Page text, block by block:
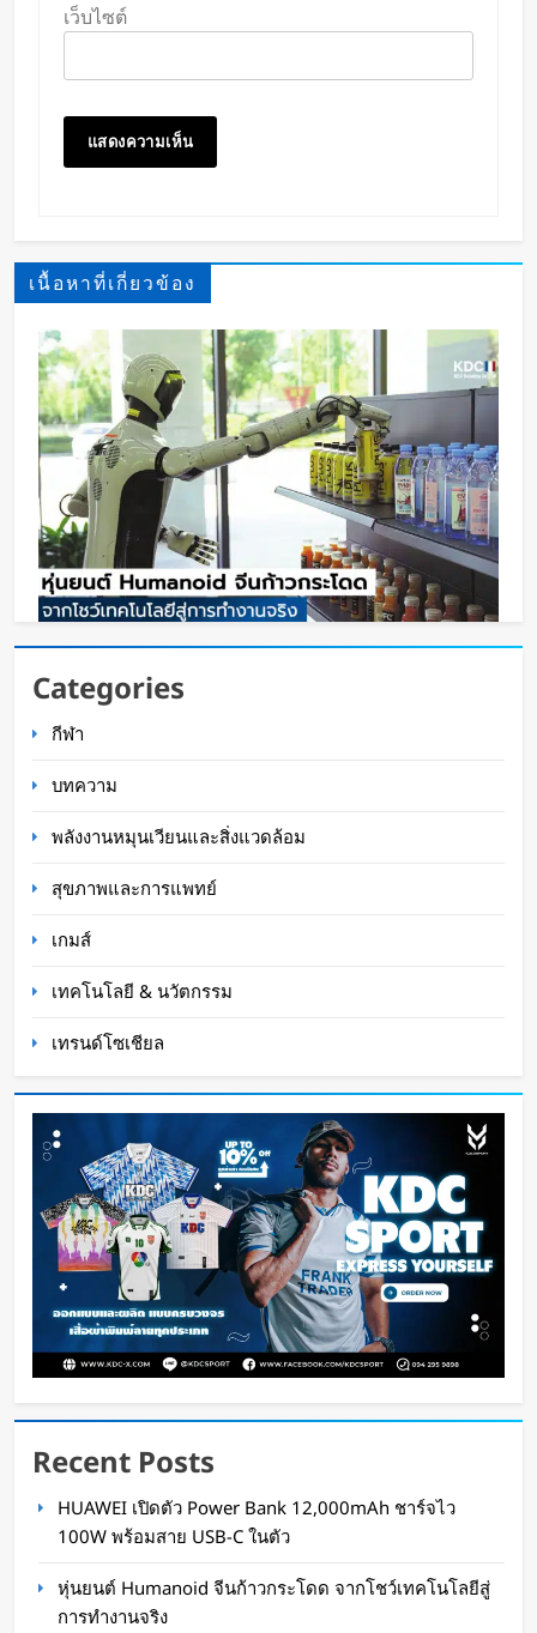
เว็บไซต์
เนื้อหาที่เกี่ยวข้อง
หุ่นยนต์ Humanoid จีนก้าวกระโดด จากโชว์
เทคโนโลยีสู่การทำงานจริง
น้ำ ใช้พลังงานจากคลื่นทะเลผลิตไฟฟ้า และใช้น้ำ
ทะเลช่วยระบายความร้อน
Oat Content 2 ชั่วโมง ago
จีนเปิดตัว “xianglong” เครื่องขุดอุโมงค์ไฮบริด
WaWaW Content
Categories
กีฬา
บทความ
พลังงานหมุนเวียนและสิ่งแวดล้อม
สุขภาพและการแพทย์
เกมส์
เทคโนโลยี & นวัตกรรม
เทรนด์โซเชียล
Recent Posts
HUAWEI เปิดตัว Power Bank 12,000mAh ชาร์จไว
100W พร้อมสาย USB-C ในตัว
หุ่นยนต์ Humanoid จีนก้าวกระโดด จากโชว์เทคโนโลยีสู่
การทำงานจริง